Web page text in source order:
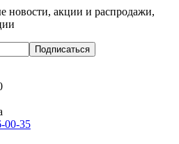
новости, акции и распродажи,
Подписаться
00-35